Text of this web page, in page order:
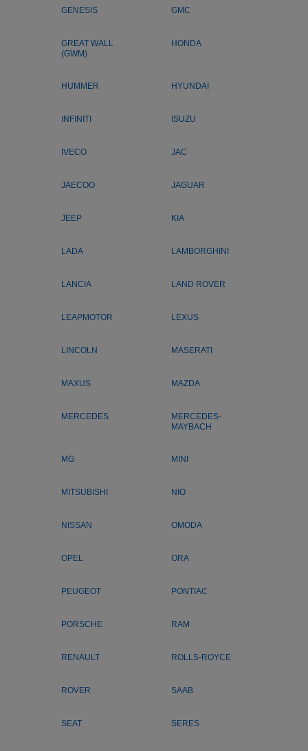
GENESIS GMC
GREAT WALL
(GWM)
HONDA
HUMMER HYUNDAI
INFINITI ISUZU
IVECO JAC
JAECOO JAGUAR
JEEP KIA
LADA LAMBORGHINI
LANCIA LAND ROVER
LEAPMOTOR LEXUS
LINCOLN MASERATI
MAXUS MAZDA
MERCEDES
MERCEDES-
MAYBACH
MG MINI
MITSUBISHI NIO
NISSAN OMODA
OPEL ORA
PEUGEOT PONTIAC
PORSCHE RAM
RENAULT ROLLS-ROYCE
ROVER SAAB
SEAT SERES